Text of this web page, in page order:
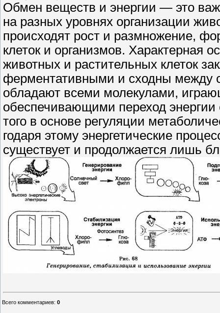
Обмен веществ и энергии — это
на разных уровнях организации
происходят рост и размножение,
клеток и организмов. Характерная
животных и растительных клеток
ферментативными и сходны между
обладают всеми молекулами,
обеспечивающими переход энергии
того в основе регуляции
годаря этому энергетические
существует и продолжается лишь
Всего комментариев: 0